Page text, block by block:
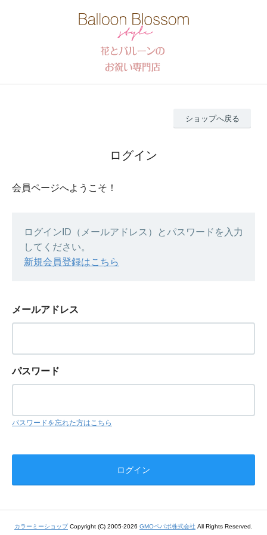
ショップへ戻る
ログイン
会員ページへようこそ！
ログインID（メールアドレス）とパスワードを入力
してください。
新規会員登録はこちら
メールアドレス
パスワード
パスワードを忘れた方はこちら
カラーミーショップCopyright (C) 2005-2026 GMOペパボ株式会社 All Rights Reserved.